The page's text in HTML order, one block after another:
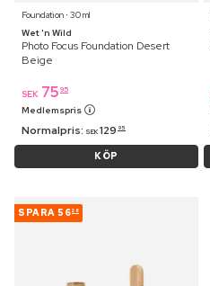
Foundation ⋅ 30 ml
Wet 'n Wild
Photo Focus Foundation Desert
Beige
SEK 75 95
Medlemspris
Normalpris: SEK 129 95
KÖP
SPARA 5628